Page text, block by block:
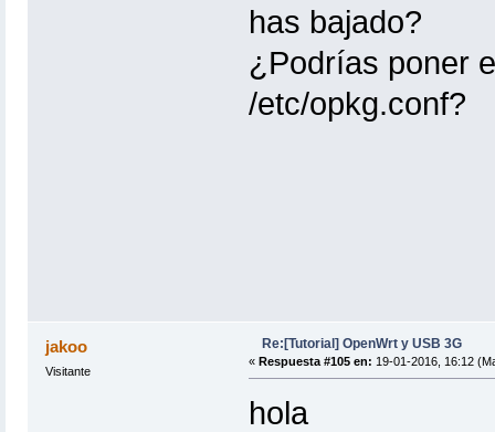
has bajado?
¿Podrías poner
/etc/opkg.conf?
jakoo
Visitante
Re:[Tutorial] OpenWrt y USB 3G
« Respuesta #105 en: 19-01-2016, 16:12
hola